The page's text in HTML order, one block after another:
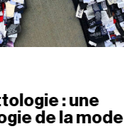
: une
de la mode